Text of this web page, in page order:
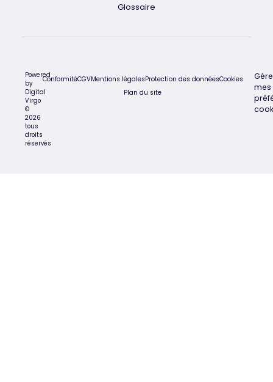
Glossaire
Powered
by
Digital
Virgo
©
2026
tous
droits
réservés
ConformitéCGVMentions légalesProtection des donnéesCookies
Plan du site
mes